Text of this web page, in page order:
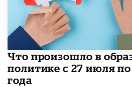
​Что произошло в
политике с 27 июля по
года